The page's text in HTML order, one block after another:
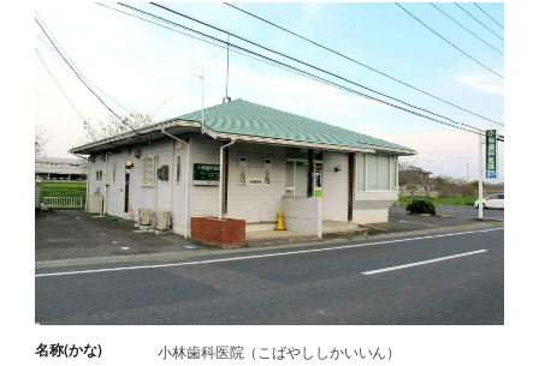
名称(かな) 小林歯科医院（こばやししかいいん）